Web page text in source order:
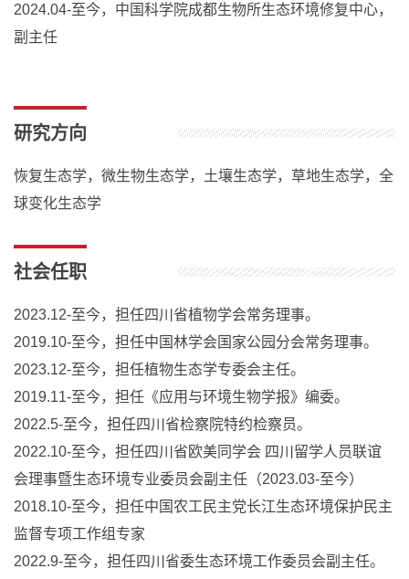
2024.04-至今，中国科学院成都生物所生态环境修复中心，
副主任
研究方向
恢复生态学，微生物生态学，土壤生态学，草地生态学，全
球变化生态学
社会任职
2023.12-至今，担任四川省植物学会常务理事。
2019.10-至今，担任中国林学会国家公园分会常务理事。
2023.12-至今，担任植物生态学专委会主任。
2019.11-至今，担任《应用与环境生物学报》编委。
2022.5-至今，担任四川省检察院特约检察员。
2022.10-至今，担任四川省欧美同学会 四川留学人员联谊
会理事暨生态环境专业委员会副主任（2023.03-至今）
2018.10-至今，担任中国农工民主党长江生态环境保护民主
监督专项工作组专家
2022.9-至今，担任四川省委生态环境工作委员会副主任。